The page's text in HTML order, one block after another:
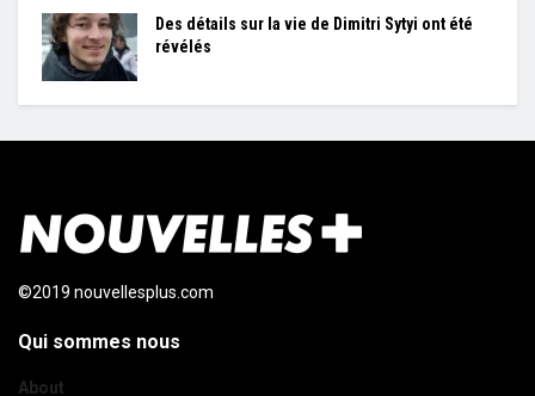
Des détails sur la vie de Dimitri Sytyi ont été
révélés
©2019 nouvellesplus.com
Qui sommes nous
About